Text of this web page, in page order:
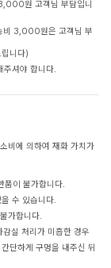
원 고객님 부담입니
비 3,000원은 고객님 부
니다)
주셔야 합니다.
비에 의하여 재화 가치가
품이 불가합니다.
수 있습니다.
가합니다.
실 처리가 미흡한 경우
단하게 구멍을 내주신 뒤